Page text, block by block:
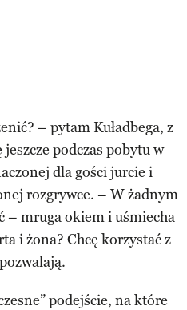
– pytam Kuładbega, z
podczas pobytu w
dla gości jurcie i
rozgrywce. – W żadnym
– mruga okiem i uśmiecha
i żona? Chcę korzystać z
podejście, na które